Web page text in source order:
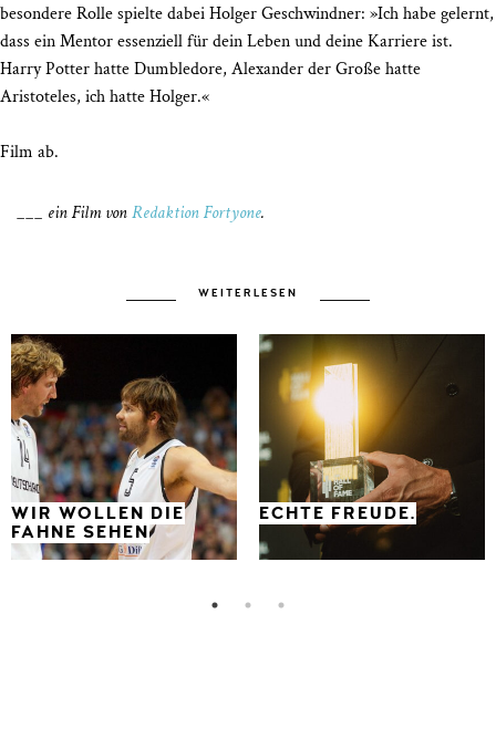
besondere Rolle spielte dabei Holger Geschwindner: »Ich habe gelernt,
dass ein Mentor essenziell für dein Leben und deine Karriere ist.
Harry Potter hatte Dumbledore, Alexander der Große hatte
Aristoteles, ich hatte Holger.«
Film ab.
___ ein Film vonRedaktion Fortyone.
WEITERLESEN
WIR WOLLEN DIE
FAHNE SEHEN
ECHTE FREUDE.